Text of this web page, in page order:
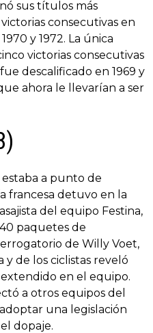
sus títulos más
consecutivas en
y 1972. La única
victorias consecutivas
descalificado en 1969 y
ahora le llevarían a ser
estaba a punto de
francesa detuvo en la
del equipo Festina,
paquetes de
de Willy Voet,
y de los ciclistas reveló
en el equipo.
a otros equipos del
una legislación
dopaje.